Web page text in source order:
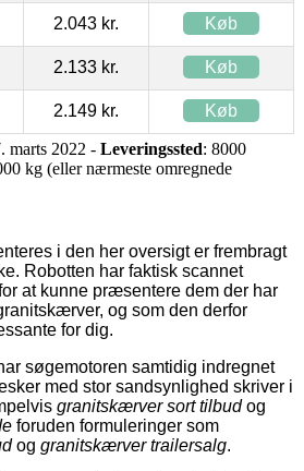
2.043 kr. Køb
2.133 kr. Køb
2.149 kr. Køb
marts 2022 - Leveringssted: 8000
kg (eller nærmeste omregnede
i den her oversigt er frembragt
Robotten har faktisk scannet
at kunne præsentere dem der har
og som den derfor
for dig.
søgemotoren samtidig indregnet
med stor sandsynlighed skriver i
granitskærver sort tilbudog
foruden formuleringer som
og granitskærver trailersalg.